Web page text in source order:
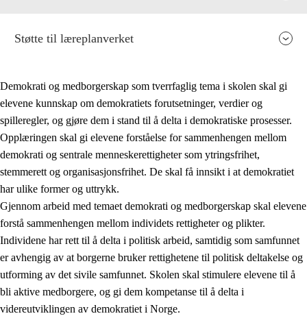
2. Prinsipper for læring, utvikling og danning
2.1 Sosial læring og utvikling
2.2 Kompetanse i fagene
2.3 Grunnleggende ferdigheter
Støtte til læreplanverket
Demokrati og medborgerskap som tverrfaglig tema i skolen skal gi
elevene kunnskap om demokratiets forutsetninger, verdier og
spilleregler, og gjøre dem i stand til å delta i demokratiske prosesser.
Opplæringen skal gi elevene forståelse for sammenhengen mellom
demokrati og sentrale menneskerettigheter som ytringsfrihet,
stemmerett og organisasjonsfrihet. De skal få innsikt i at demokratiet
har ulike former og uttrykk.
Gjennom arbeid med temaet demokrati og medborgerskap skal elevene
forstå sammenhengen mellom individets rettigheter og plikter.
Individene har rett til å delta i politisk arbeid, samtidig som samfunnet
er avhengig av at borgerne bruker rettighetene til politisk deltakelse og
utforming av det sivile samfunnet. Skolen skal stimulere elevene til å
bli aktive medborgere, og gi dem kompetanse til å delta i
videreutviklingen av demokratiet i Norge.